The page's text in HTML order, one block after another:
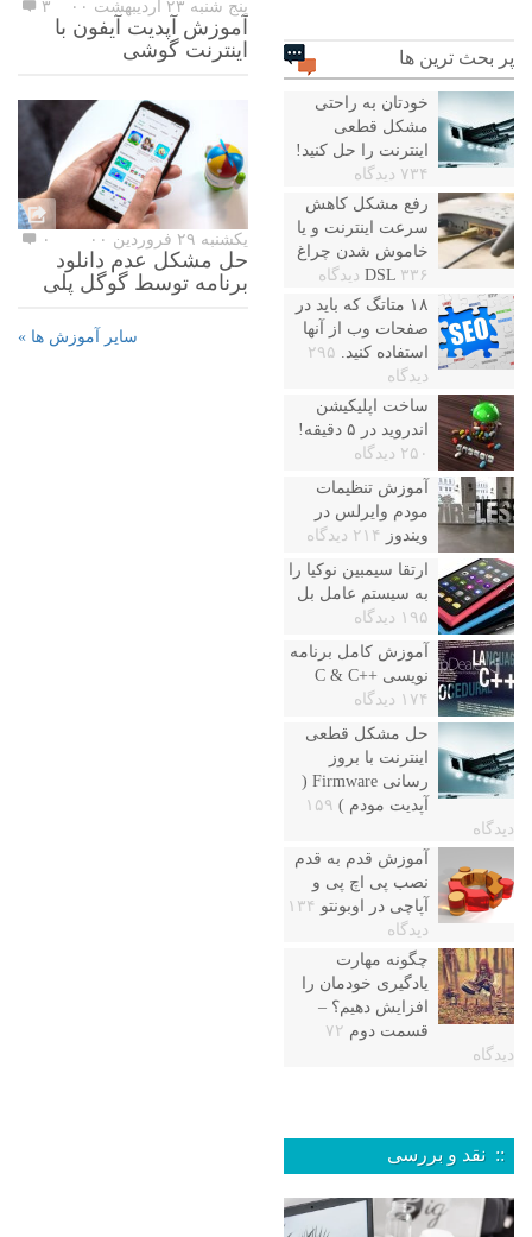
پر بحث ترین ها
خودتان به راحتی
مشکل قطعی
اینترنت را حل کنید!
۷۳۴ دیدگاه
رفع مشکل کاهش
سرعت اینترنت و یا
خاموش شدن چراغ
DSL ۳۳۶ دیدگاه
۱۸ متاتگ که باید در
صفحات وب از آنها
استفاده کنید. ۲۹۵
دیدگاه
ساخت اپلیکیشن
اندروید در ۵ دقیقه!
۲۵۰ دیدگاه
آموزش تنظیمات
مودم وایرلس در
ویندوز
۲۱۴ دیدگاه
ارتقا سیمبین نوکیا را
به سیستم عامل بل
۱۹۵ دیدگاه
آموزش کامل برنامه
نویسی ++C & C
۱۷۴ دیدگاه
حل مشکل قطعی
اینترنت با بروز
رسانی Firmware (
آپدیت مودم ) ۱۵۹
دیدگاه
آموزش قدم به قدم
نصب پی اچ پی و
آپاچی در اوبونتو ۱۳۴
دیدگاه
چگونه مهارت
یادگیری خودمان را
افزایش دهیم؟ –
قسمت دوم ۷۲
دیدگاه
:: نقد و بررسی
پنج شنبه ۲۳ اردیبهشت ۰۰ ۳
آموزش آپدیت آیفون با
اینترنت گوشی
یکشنبه ۲۹ فروردین ۰۰ ۰
حل مشکل عدم دانلود
برنامه توسط گوگل پلی
سایر آموزش ها »